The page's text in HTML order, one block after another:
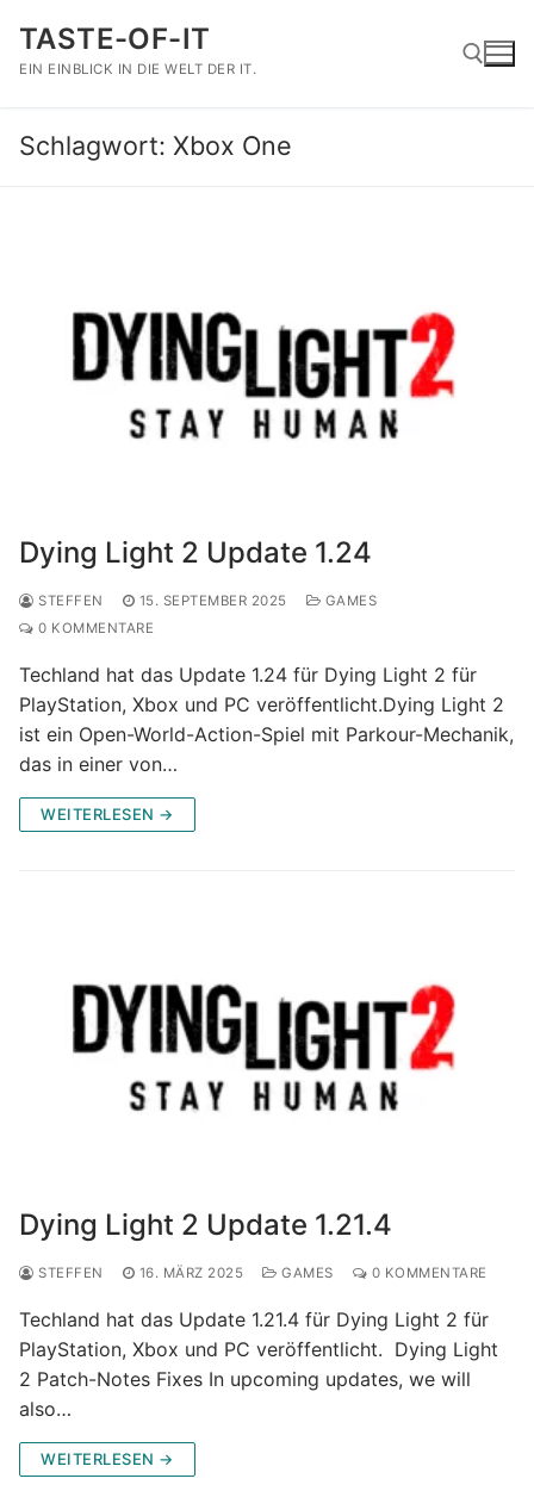
Inhalt
springen
TASTE-OF-IT
EIN EINBLICK IN DIE WELT DER IT.
Suchen nach:
Schlagwort: Xbox One
Dying Light 2 Update 1.24
STEFFEN 15. SEPTEMBER 2025
GAMES
0 KOMMENTARE
Techland hat das Update 1.24 für Dying Light 2 für
PlayStation, Xbox und PC veröffentlicht.Dying Light 2
ist ein Open-World-Action-Spiel mit Parkour-Mechanik,
das in einer von…
WEITERLESEN →
Dying Light 2 Update 1.21.4
STEFFEN 16. MÄRZ 2025 GAMES 0 KOMMENTARE
Techland hat das Update 1.21.4 für Dying Light 2 für
PlayStation, Xbox und PC veröffentlicht. Dying Light
2 Patch-Notes Fixes In upcoming updates, we will
also…
WEITERLESEN →